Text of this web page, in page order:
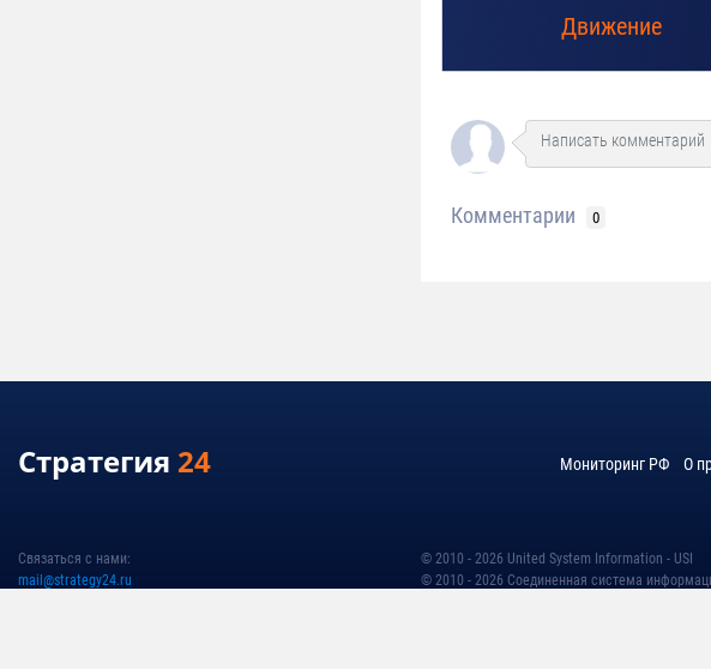
Движение
Комментарии 0
Стратегия 24 Мониторинг РФ О
Связаться с нами:
mail@strategy24.ru
© 2010 - 2026 United System Information - USI
© 2010 - 2026 Cоединенная система